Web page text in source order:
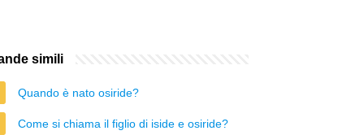
simili
Quando è nato osiride?
Come si chiama il figlio di iside e osiride?